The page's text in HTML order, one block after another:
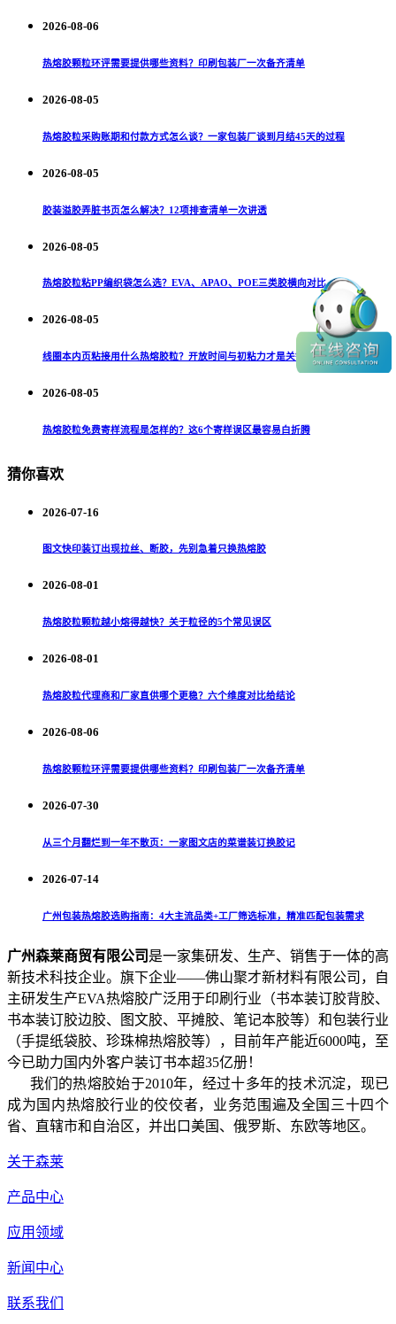
2026-08-06
热熔胶颗粒环评需要提供哪些资料？印刷包装厂一次备齐清单
2026-08-05
热熔胶粒采购账期和付款方式怎么谈？一家包装厂谈到月结45天的过程
2026-08-05
胶装溢胶弄脏书页怎么解决？12项排查清单一次讲透
2026-08-05
热熔胶粒粘PP编织袋怎么选？EVA、APAO、POE三类胶横向对比
2026-08-05
线圈本内页粘接用什么热熔胶粒？开放时间与初粘力才是关键
2026-08-05
热熔胶粒免费寄样流程是怎样的？这6个寄样误区最容易白折腾
猜你喜欢
2026-07-16
图文快印装订出现拉丝、断胶，先别急着只换热熔胶
2026-08-01
热熔胶粒颗粒越小熔得越快？关于粒径的5个常见误区
2026-08-01
热熔胶粒代理商和厂家直供哪个更稳？六个维度对比给结论
2026-08-06
热熔胶颗粒环评需要提供哪些资料？印刷包装厂一次备齐清单
2026-07-30
从三个月翻烂到一年不散页：一家图文店的菜谱装订换胶记
2026-07-14
广州包装热熔胶选购指南：4大主流品类+工厂筛选标准，精准匹配包装需求
广州森莱商贸有限公司 是一家集研发、生产、销售于一体的高
新技术科技企业。旗下企业——佛山聚才新材料有限公司，自
主研发生产EVA热熔胶广泛用于印刷行业（书本装订胶背胶、
书本装订胶边胶、图文胶、平摊胶、笔记本胶等）和包装行业
（手提纸袋胶、珍珠棉热熔胶等），目前年产能近6000吨，至
今已助力国内外客户装订书本超35亿册！
我们的热熔胶始于2010年，经过十多年的技术沉淀，现已
成为国内热熔胶行业的佼佼者，业务范围遍及全国三十四个
省、直辖市和自治区，并出口美国、俄罗斯、东欧等地区。
关于森莱
产品中心
应用领域
新闻中心
联系我们